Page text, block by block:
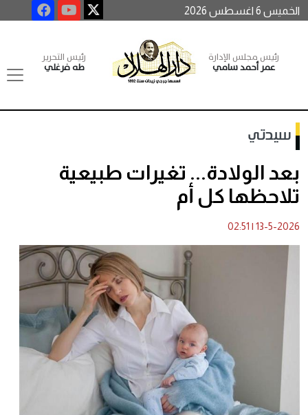
الخميس 6 اغسطس 2026
رئيس مجلس الإدارة
عمر أحمد سامي
رئيس التحرير
طه فرغلي
سيدتي
بعد الولادة... تغيرات طبيعية
تلاحظها كل أم
13-5-2026
|
02:51